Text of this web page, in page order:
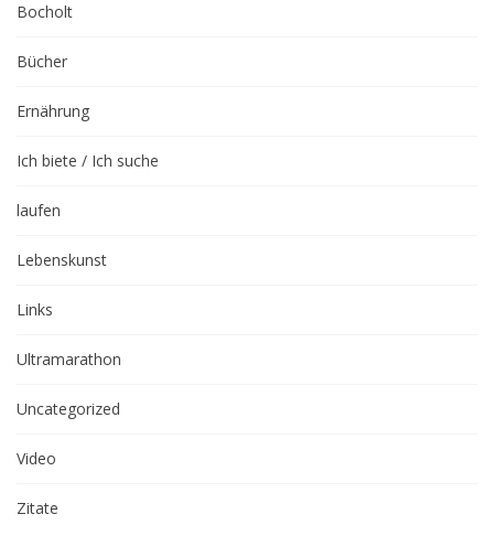
Bocholt
Bücher
Ernährung
Ich biete / Ich suche
laufen
Lebenskunst
Links
Ultramarathon
Uncategorized
Video
Zitate